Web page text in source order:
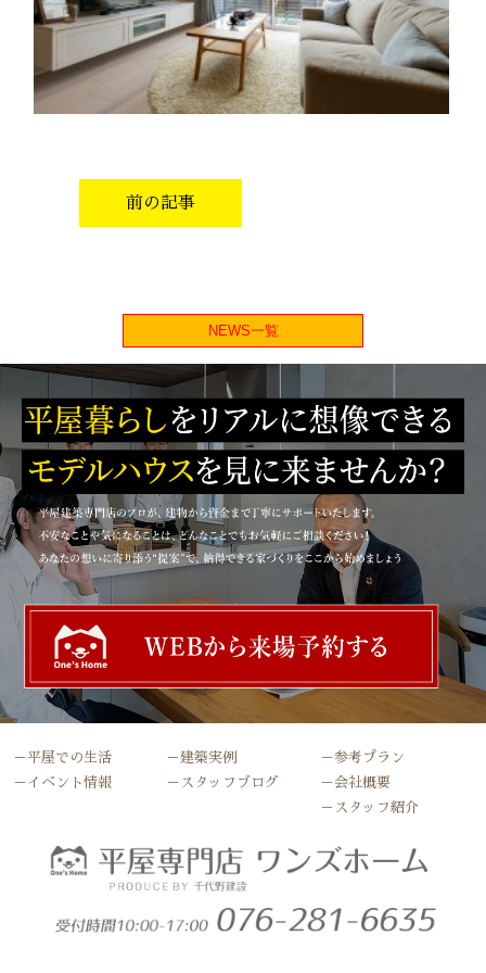
前の記事
NEWS一覧
－平屋での生活
－イベント情報
－建築実例
－スタッフブログ
－参考プラン
－会社概要
－スタッフ紹介